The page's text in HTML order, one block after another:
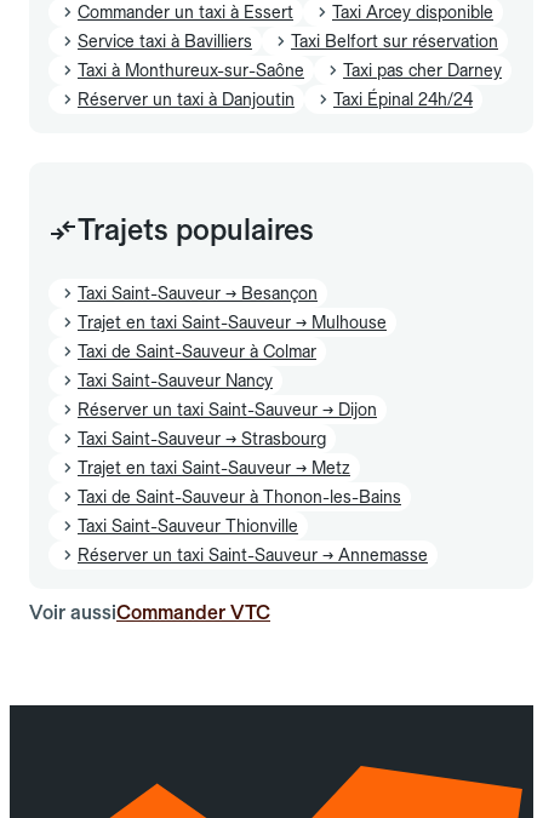
Commander un taxi à Essert
Taxi Arcey disponible
Service taxi à Bavilliers
Taxi Belfort sur réservation
Taxi à Monthureux-sur-Saône
Taxi pas cher Darney
Réserver un taxi à Danjoutin
Taxi Épinal 24h/24
Trajets populaires
Taxi Saint-Sauveur → Besançon
Trajet en taxi Saint-Sauveur → Mulhouse
Taxi de Saint-Sauveur à Colmar
Taxi Saint-Sauveur Nancy
Réserver un taxi Saint-Sauveur → Dijon
Taxi Saint-Sauveur → Strasbourg
Trajet en taxi Saint-Sauveur → Metz
Taxi de Saint-Sauveur à Thonon-les-Bains
Taxi Saint-Sauveur Thionville
Réserver un taxi Saint-Sauveur → Annemasse
Voir aussiCommander VTC